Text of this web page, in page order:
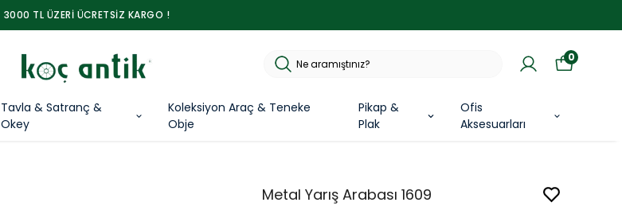
3000 TL ÜZERİ ÜCRETSİZ KARGO !
Tavla & Satranç &
Okey
Koleksiyon Araç & Teneke
Obje
Pikap &
Plak
Ofis
Aksesuarları
0
Metal Yarış Arabası 1609